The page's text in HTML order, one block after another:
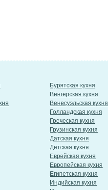
Бурятская кухня
Венгерская кухня
Венесуэльская кухня
Голландская кухня
Греческая кухня
Грузинская кухня
Датская кухня
Детская кухня
Еврейская кухня
Европейская кухня
Египетская кухня
Индийская кухня